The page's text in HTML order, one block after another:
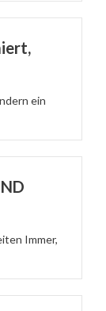
ein
Immer,